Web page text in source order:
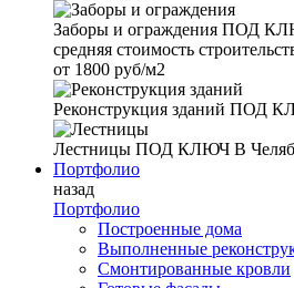
Заборы и ограждения ПОД
средняя стоимость
от 1800 руб/м2
Реконструкция зданий ПОД
Лестницы ПОД КЛЮЧ В
Портфолио
назад
Портфолио
Построенные дома
Выполненные
Смонтированные кровли